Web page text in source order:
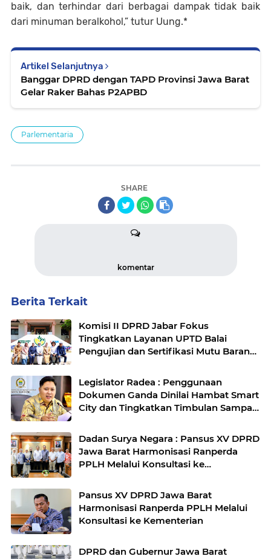
baik, dan terhindar dari berbagai dampak tidak baik
dari minuman beralkohol,” tutur Uung.*
Artikel Selanjutnya
Banggar DPRD dengan TAPD Provinsi Jawa Barat
Gelar Raker Bahas P2APBD
Parlementaria
SHARE
komentar
Berita Terkait
Komisi II DPRD Jabar Fokus
Tingkatkan Layanan UPTD Balai
Pengujian dan Sertifikasi Mutu Barang
Legislator Radea : Penggunaan
Dokumen Ganda Dinilai Hambat Smart
City dan Tingkatkan Timbulan Sampah
Dadan Surya Negara : Pansus XV DPRD
Jawa Barat Harmonisasi Ranperda
PPLH Melalui Konsultasi ke
Pansus XV DPRD Jawa Barat
Harmonisasi Ranperda PPLH Melalui
Konsultasi ke Kementerian
DPRD dan Gubernur Jawa Barat